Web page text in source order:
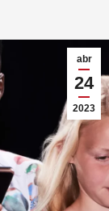
abr
24
2023